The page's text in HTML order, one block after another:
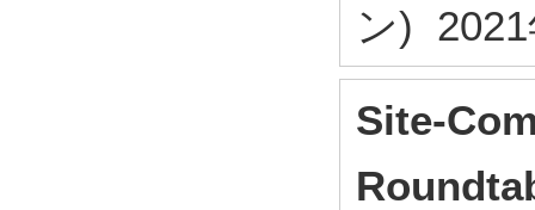
ン)
Site-